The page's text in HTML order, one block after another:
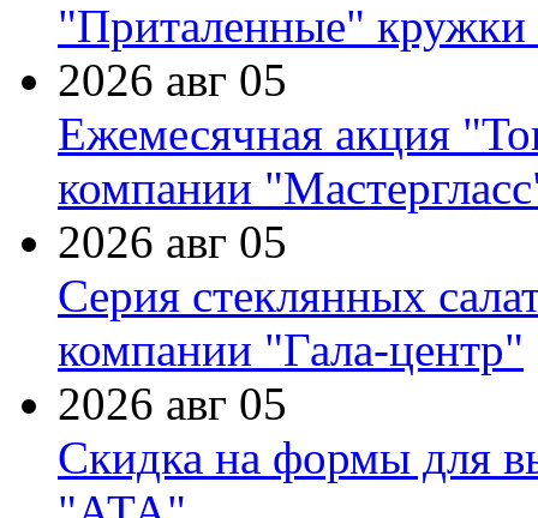
"Приталенные" кружки
2026 авг 05
Ежемесячная акция
компании
2026 авг 05
Серия стеклянных
компании "Гала-центр"
2026 авг 05
Скидка на формы для